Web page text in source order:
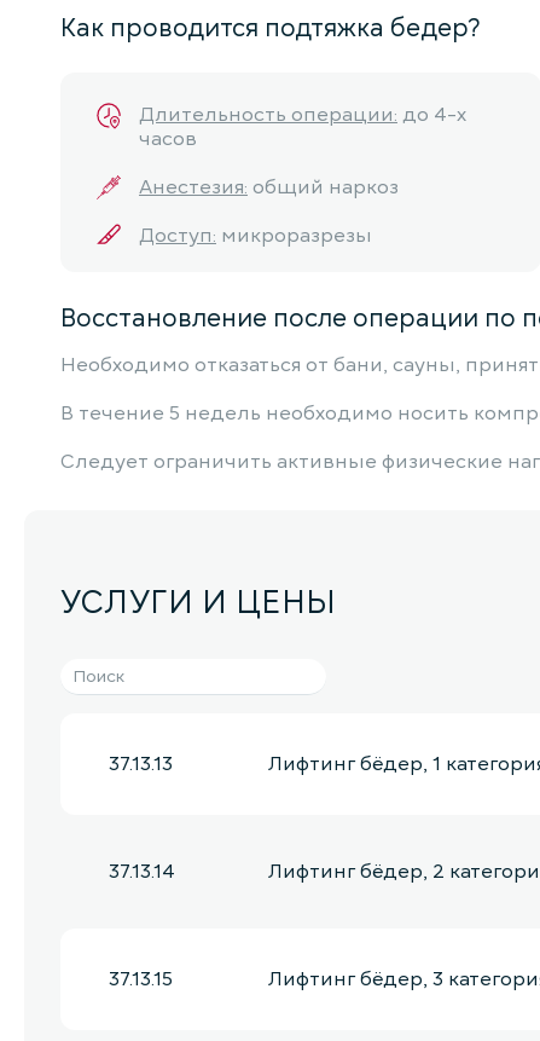
Как проводится подтяжка бедер?
Длительность операции: до 4-х
часов
Анестезия: общий наркоз
Доступ: микроразрезы
Восстановление после операции по
Необходимо отказаться от бани, сауны,
В течение 5 недель необходимо носить
Следует ограничить активные физические
УСЛУГИ И ЦЕНЫ
37.13.13 Лифтинг бёдер, 1
37.13.14 Лифтинг бёдер, 2
37.13.15 Лифтинг бёдер, 3